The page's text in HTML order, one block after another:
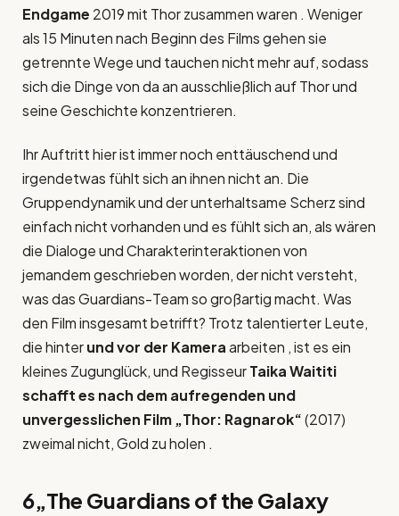
Endgame 2019 mit Thor zusammen waren . Weniger
als 15 Minuten nach Beginn des Films gehen sie
getrennte Wege und tauchen nicht mehr auf, sodass
sich die Dinge von da an ausschließlich auf Thor und
seine Geschichte konzentrieren.
Ihr Auftritt hier ist immer noch enttäuschend und
irgendetwas fühlt sich an ihnen nicht an. Die
Gruppendynamik und der unterhaltsame Scherz sind
einfach nicht vorhanden und es fühlt sich an, als wären
die Dialoge und Charakterinteraktionen von
jemandem geschrieben worden, der nicht versteht,
was das Guardians-Team so großartig macht. Was
den Film insgesamt betrifft? Trotz talentierter Leute,
die hinterund vor der Kameraarbeiten , ist es ein
kleines Zugunglück, und RegisseurTaika Waititi
schafft es nach dem aufregenden und
unvergesslichen Film „Thor: Ragnarok“(2017)
zweimal nicht, Gold zu holen .
6„The Guardians of the Galaxy